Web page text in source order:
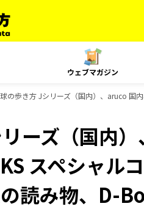
ウェブマガジン
の歩き方 Jシリーズ（国内）、aruco 国
ーズ（国内
スペシャル
読み物、D-